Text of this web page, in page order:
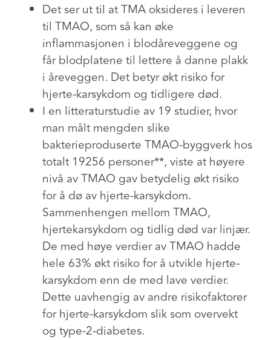
Det ser ut til at TMA oksideres i leveren
til TMAO, som så kan øke
inflammasjonen i blodåreveggene og
får blodplatene til lettere å danne plakk
i åreveggen. Det betyr økt risiko for
hjerte-karsykdom og tidligere død.
I en litteraturstudie av 19 studier, hvor
man målt mengden slike
bakterieproduserte TMAO-byggverk hos
totalt 19256 personer**, viste at høyere
nivå av TMAO gav betydelig økt risiko
for å dø av hjerte-karsykdom.
Sammenhengen mellom TMAO,
hjertekarsykdom og tidlig død var linjær.
De med høye verdier av TMAO hadde
hele 63% økt risiko for å utvikle hjerte-
karsykdom enn de med lave verdier.
Dette uavhengig av andre risikofaktorer
for hjerte-karsykdom slik som overvekt
og type-2-diabetes.